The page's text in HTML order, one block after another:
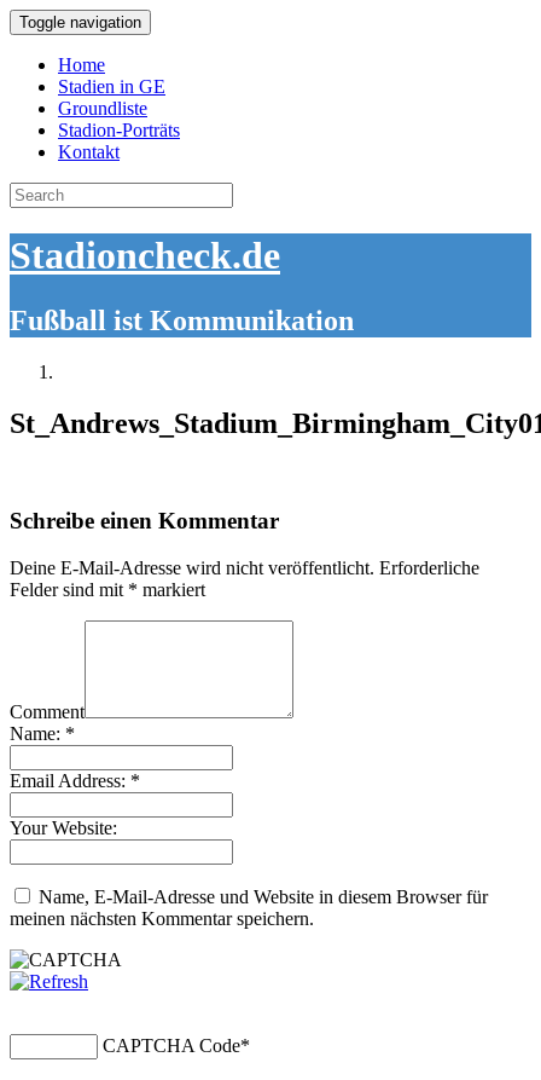
Toggle navigation
Home
Stadien in GE
Groundliste
Stadion-Porträts
Kontakt
Search
for:
Stadioncheck.de
Fußball ist Kommunikation
Schreibe einen Kommentar
Deine E-Mail-Adresse wird nicht veröffentlicht. Erforderliche
Felder sind mit * markiert
Comment
Name: *
Email Address: *
Your Website:
Name, E-Mail-Adresse und Website in diesem Browser für
meinen nächsten Kommentar speichern.
CAPTCHA Code*